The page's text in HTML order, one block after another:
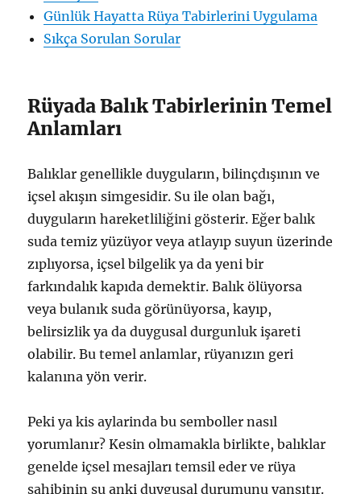
Günlük Hayatta Rüya Tabirlerini Uygulama
Sıkça Sorulan Sorular
Rüyada Balık Tabirlerinin Temel
Anlamları
Balıklar genellikle duyguların, bilinçdışının ve
içsel akışın simgesidir. Su ile olan bağı,
duyguların hareketliliğini gösterir. Eğer balık
suda temiz yüzüyor veya atlayıp suyun üzerinde
zıplıyorsa, içsel bilgelik ya da yeni bir
farkındalık kapıda demektir. Balık ölüyorsa
veya bulanık suda görünüyorsa, kayıp,
belirsizlik ya da duygusal durgunluk işareti
olabilir. Bu temel anlamlar, rüyanızın geri
kalanına yön verir.
Peki ya kis aylarinda bu semboller nasıl
yorumlanır? Kesin olmamakla birlikte, balıklar
genelde içsel mesajları temsil eder ve rüya
sahibinin şu anki duygusal durumunu yansıtır.